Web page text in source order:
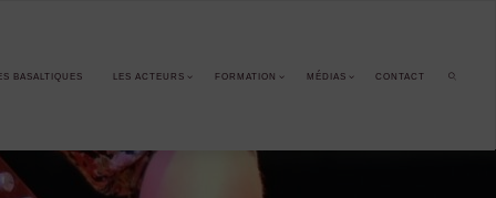
BASALTIQUES LES ACTEURS FORMATION MÉDIAS CONTACT